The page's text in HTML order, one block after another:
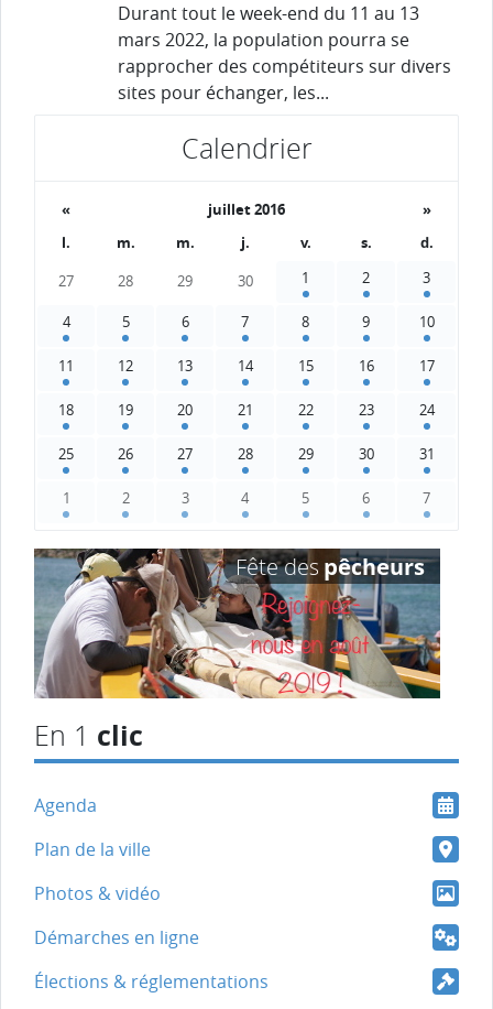
Durant tout le week-end du 11 au 13
mars 2022, la population pourra se
rapprocher des compétiteurs sur divers
sites pour échanger, les...
Calendrier
« juillet 2016
»
l.
m. m. j. v. s. d.
27 28 29 30 1 2 3
4 5 6 7 8 9 10
11 12 13 14 15 16 17
18 19 20 21 22 23 24
25 26 27 28 29 30 31
1 2 3 4 5 6 7
En 1 clic
Agenda
Plan de la ville
Photos & vidéo
Démarches en ligne
Élections & réglementations